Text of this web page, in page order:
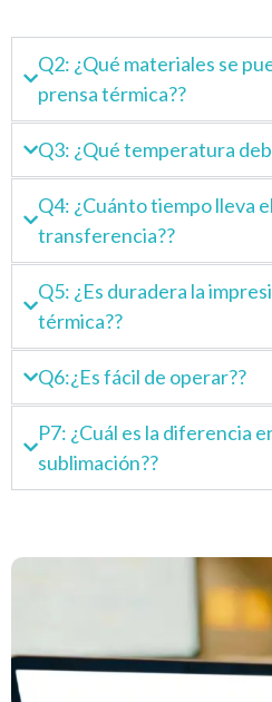
Q2: ¿Qué materiales se
prensa térmica??
Q3: ¿Qué temperatura
Q4: ¿Cuánto tiempo lleva
transferencia??
Q5: ¿Es duradera la
térmica??
Q6:¿Es fácil de operar??
P7: ¿Cuál es la diferencia
sublimación??